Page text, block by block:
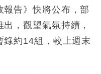
告》快將公布，部
，觀望氣氛持續，
錄約14組，較上週末